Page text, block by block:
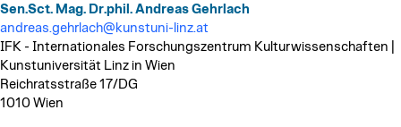
Sen.Sct. Mag. Dr.phil. Andreas Gehrlach
andreas.gehrlach@kunstuni-linz.at
IFK - Internationales Forschungszentrum Kulturwissenschaften |
Kunstuniversität Linz in Wien
Reichratsstraße 17/DG
1010 Wien